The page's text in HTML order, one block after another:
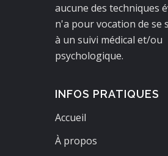
aucune des techniques
n'a pour vocation de se
à un suivi médical et/ou
psychologique.
INFOS PRATIQUES
Accueil
À propos